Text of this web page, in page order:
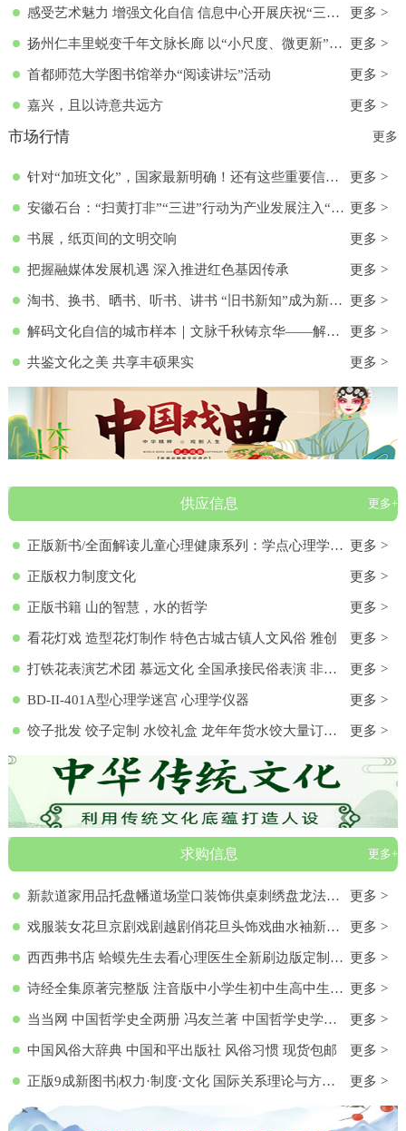
感受艺术魅力 增强文化自信 信息中心开展庆祝“三八”国际妇女节活动 更多 >
扬州仁丰里蜕变千年文脉长廊 以“小尺度、微更新”实现古今交融 更多 >
首都师范大学图书馆举办“阅读讲坛”活动 更多 >
嘉兴，且以诗意共远方 更多 >
市场行情 更多
针对“加班文化”，国家最新明确！还有这些重要信息→ 更多 >
安徽石台：“扫黄打非”“三进”行动为产业发展注入“清流” 更多 >
书展，纸页间的文明交响 更多 >
把握融媒体发展机遇 深入推进红色基因传承 更多 >
淘书、换书、晒书、听书、讲书 “旧书新知”成为新文化时尚 更多 >
解码文化自信的城市样本｜文脉千秋铸京华——解码首都北京的文化自信样本 更多 >
共鉴文化之美 共享丰硕果实 更多 >
供应信息 更多+
正版新书/全面解读儿童心理健康系列：学点心理学9787572136313 正版新书/全面解读儿童心理健康系列：学点心理学 更多 >
正版权力制度文化 更多 >
正版书籍 山的智慧，水的哲学 更多 >
看花灯戏 造型花灯制作 特色古城古镇人文风俗 雅创 更多 >
打铁花表演艺术团 慕远文化 全国承接民俗表演 非物质文化遗产 更多 >
BD-II-401A型心理学迷宫 心理学仪器 更多 >
饺子批发 饺子定制 水饺礼盒 龙年年货水饺大量订购 各种馅料饺子 饺子批发 饺子定制 水饺礼盒 龙年年货水饺大量订购 各种馅料饺子 更多 >
求购信息 更多+
新款道家用品托盘幡道场堂口装饰供桌刺绣盘龙法器香盘幡全套 更多 >
戏服装女花旦京剧戏剧越剧俏花旦头饰戏曲水袖新款黄梅戏服演出服 更多 >
西西弗书店 蛤蟆先生去看心理医生全新刷边版定制书特装书收藏书蛤蟆先生去看心理医生(纪念版) 白边版本 心理学入门 零基础心理学 更多 >
诗经全集原著完整版 注音版中小学生初中生高中生成人无删减305首诗经楚辞详解版拼音注析 中华藏书局译注解析鉴赏古诗词诠译书 更多 >
当当网 中国哲学史全两册 冯友兰著 中国哲学史学科的奠基之作 附录《中国哲学小史》 冯友兰之女宗璞首肯 正版书籍 更多 >
中国风俗大辞典 中国和平出版社 风俗习惯 现货包邮 更多 >
正版9成新图书|权力·制度·文化 国际关系理论与方法研究文集(第 更多 >